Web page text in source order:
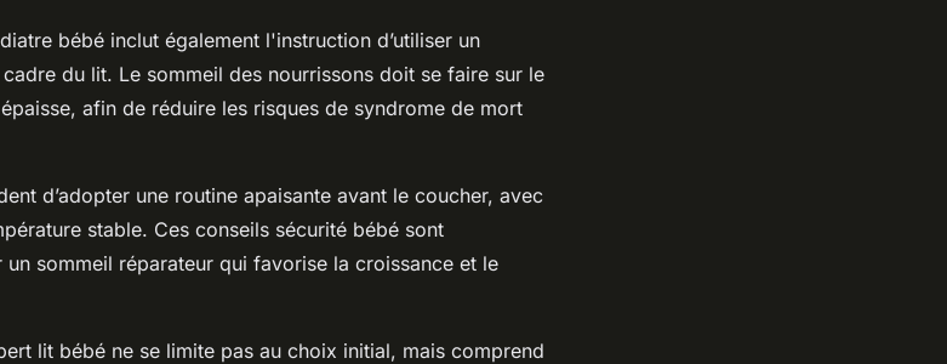
bébé inclut également l'instruction d’utiliser un
du lit. Le sommeil des nourrissons doit se faire sur le
afin de réduire les risques de syndrome de mort
d’adopter une routine apaisante avant le coucher, avec
stable. Ces conseils sécurité bébé sont
sommeil réparateur qui favorise la croissance et le
lit bébé ne se limite pas au choix initial, mais comprend